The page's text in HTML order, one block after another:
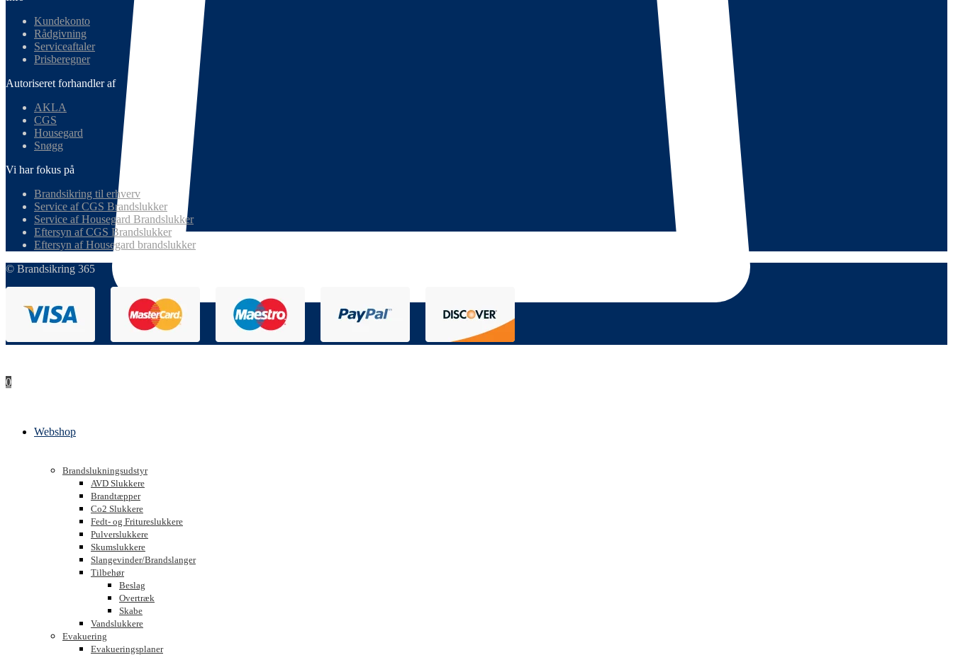
0
Webshop
Brandslukningsudstyr
AVD Slukkere
Brandtæpper
Co2 Slukkere
Fedt- og Fritureslukkere
Pulverslukkere
Skumslukkere
Slangevinder/Brandslanger
Tilbehør
Beslag
Overtræk
Skabe
Vandslukkere
Evakuering
Evakueringsplaner
Kundekonto
Rådgivning
Serviceaftaler
Prisberegner
Autoriseret forhandler af
AKLA
CGS
Housegard
Snøgg
Vi har fokus på
Brandsikring til erhverv
Service af CGS Brandslukker
Service af Housegard Brandslukker
Eftersyn af CGS Brandslukker
Eftersyn af Housegard brandslukker
© Brandsikring 365